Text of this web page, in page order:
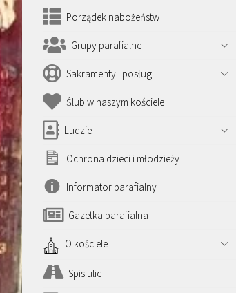
Porządek nabożeństw
Grupy parafialne
Sakramenty i posługi
Ślub w naszym kościele
Ludzie
Ochrona dzieci i młodzieży
Informator parafialny
Gazetka parafialna
O kościele
Spis ulic